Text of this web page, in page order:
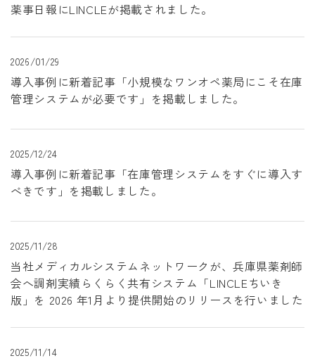
薬事日報にLINCLEが掲載されました。
2026/01/29
導入事例に新着記事「小規模なワンオペ薬局にこそ在庫
管理システムが必要です」を掲載しました。
2025/12/24
導入事例に新着記事「在庫管理システムをすぐに導入す
べきです」を掲載しました。
2025/11/28
当社メディカルシステムネットワークが、兵庫県薬剤師
会へ調剤実績らくらく共有システム「LINCLEちいき
版」を 2026 年1月より提供開始のリリースを行いました
2025/11/14